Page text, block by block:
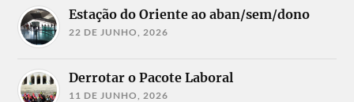
Estação do Oriente ao aban/sem/dono
22 DE JUNHO, 2026
Derrotar o Pacote Laboral
11 DE JUNHO, 2026